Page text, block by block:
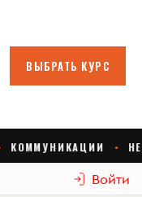
Войти